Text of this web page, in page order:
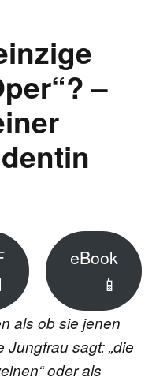
–
eBook
📱
als ob sie jenen
sagt: „die
oder als